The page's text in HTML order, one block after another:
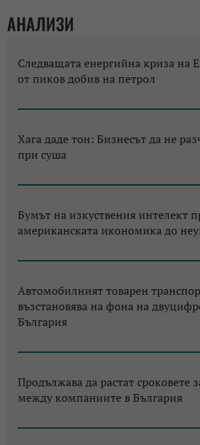
АНАЛИЗИ
Следващата енергийна криза на
от пиков добив на петрол
Хага даде тон: Бизнесът да не
при суша
Бумът на изкуствения интелект
американската икономика до
Автомобилният товарен
възстановява на фона на
България
Продължава да растат сроковете
между компаниите в България